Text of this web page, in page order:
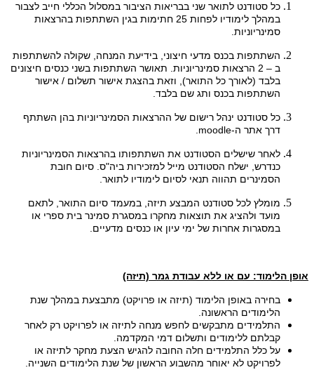
כל סטודנט לתואר שני בבריאות הציבור במסלול הכללי חייב לצבור
במהלך לימודיו לפחות 25 חתימות בגין השתתפות בהרצאות
סמינריוניות.
השתתפות בכנס מדעי חיצוני, בידיעת המנחה, שקולה להשתתפות
ב – 2 הרצאות סמינריוניות. תאושר השתתפות בשני כנסים חיצונים
בלבד (לאורך כל התואר), וזאת בהצגת אישור תשלום / אישור
השתתפות בכנס ותג שם בלבד.
כל סטודנט ינהל רישום של ההרצאות הסמינריוניות בהן השתתף
דרך אתר ה-moodle.
לאחר שישלים הסטודנט את השתתפותו בהרצאות הסמינריוניות
כנדרש, ישלח הסטודנט מייל למזכירות ביה"ס. סיום חובת
הסמינרים תהווה תנאי לסיום לימודיו לתואר.​
מומלץ לכל סטודנט המבצע תיזה, במעמד סיום התואר, לתאם
מועד ולהציג את תוצאות מחקרו במסגרת סמינר בית ספרי או
במסגרות אחרות של ימי עיון או כנסים מדעיים.
אופן הלימוד: עם או ללא עבודת גמר (תיזה)
בחירה באופן הלימוד (תיזה או פרויקט) מתבצעת במהלך שנת
הלימודים הראשונה.
התלמידים מתבקשים לחפש מנחה לתיזה או לפרויקט רק לאחר
קבלתם ללימודים ותשלום דמי המקדמה.
על כלל התלמידים חלה החובה להגיש הצעת מחקר לתיזה או
לפרויקט לא יאוחר מהשבוע הראשון של שנת הלימודים השנייה.